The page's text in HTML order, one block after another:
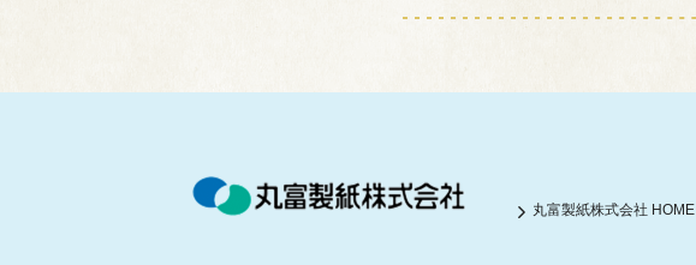
丸富製紙株式会社 HOME